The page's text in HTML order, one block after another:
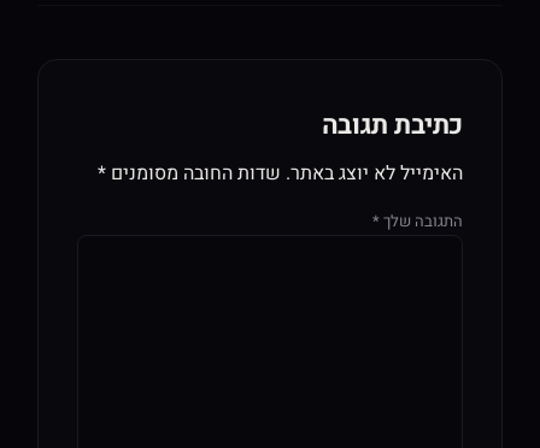
כתיבת תגובה
האימייל לא יוצג באתר. שדות החובה מסומנים *
התגובה שלך*